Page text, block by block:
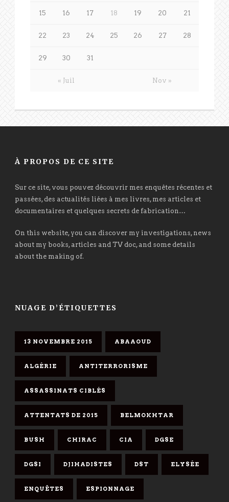
« Juil Nov »
15 16 17 18 19 20 21
22 23 24 25 26 27 28
29 30 31
À PROPOS DE CE SITE
Sur ce site, vous pouvez découvrir mes enquêtes récentes et
passées, des actualités liées à mes livres, mes articles et
documentaires et quelques secrets de fabrication…
On this website, you can discover my investigations, news
about my books, articles and TV doc, and some details
about the making of.
NUAGE D’ÉTIQUETTES
13 NOVEMBRE 2015 ABAAOUD
ALGÉRIE ANTITERRORISME
ASSASSINATS CIBLÉS
ATTENTATS DE 2015 BELMOKHTAR
BUSH CHIRAC CIA DGSE
DGSI DJIHADISTES DST ELYSÉE
ENQUÊTES ESPIONNAGE